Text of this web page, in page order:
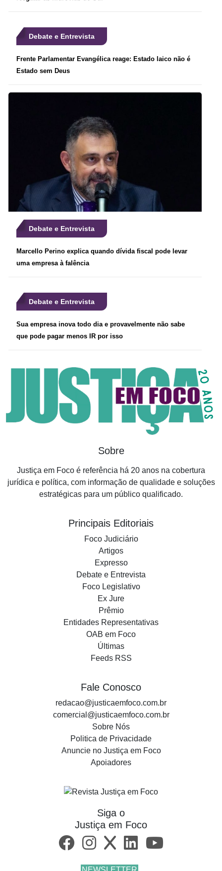
Debate e Entrevista
Frente Parlamentar Evangélica reage: Estado laico não é
Estado sem Deus
Debate e Entrevista
Marcello Perino explica quando dívida fiscal pode levar
uma empresa à falência
Debate e Entrevista
Sua empresa inova todo dia e provavelmente não sabe
que pode pagar menos IR por isso
Sobre
Justiça em Foco é referência há 20 anos na cobertura
jurídica e política, com informação de qualidade e soluções
estratégicas para um público qualificado.
Principais Editoriais
Foco Judiciário
Artigos
Expresso
Debate e Entrevista
Foco Legislativo
Ex Jure
Prêmio
Entidades Representativas
OAB em Foco
Últimas
Feeds RSS
Fale Conosco
redacao@justicaemfoco.com.br
comercial@justicaemfoco.com.br
Sobre Nós
Politica de Privacidade
Anuncie no Justiça em Foco
Apoiadores
Siga o
Justiça em Foco